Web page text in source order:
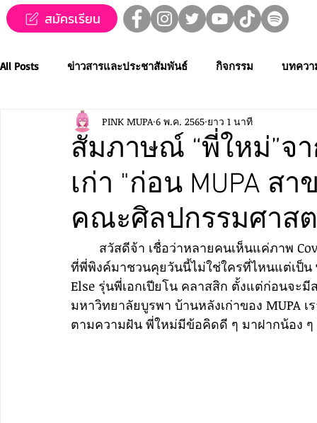
สมัครเรียน
All Posts ข่าวสารและประชาสัมพันธ์ กิจกรรม บทควา
ข่าวทุนการศึกษา MUPA ชวนชม👀🍿 MUPA On
Western Music Applied Performing Art Creative Thai
การประกวดขับร้องเพลงไทยลูกทุ่ง
MUPA ACADEMY MUPAC การประชุมวิชาการและงาน
สัมภาษณ์ “พี่ใหม่”จา
เก่า "ก่อน MUPA ส
คณะศิลปกรรมศาส
PINK MUPA 6 พ.ค. 2565 ยาว 1 นาที
ที่พี่พิงค์มาชวนคุยวันนี้ไม่ใช่ใครที่ไหนแต่เป็น
Else รุ่นพี่เอกเปียโน คลาสสิก ตั้งแต่ก่อนจ
มหาวิทยาลัยบูรพา บ้านหลังเก่าของ MUPA
ตามความฝัน พี่ใหม่มีข้อคิดดี ๆ มาฝากน้อง